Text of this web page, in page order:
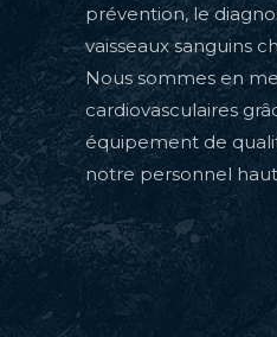
prévention, le
vaisseaux sanguins
Nous sommes en
cardiovasculaires
équipement de
notre personnel